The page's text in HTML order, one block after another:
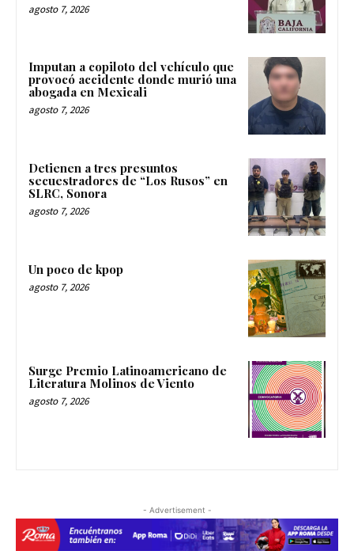
agosto 7, 2026
Imputan a copiloto del vehículo que
provocó accidente donde murió una
abogada en Mexicali
agosto 7, 2026
Detienen a tres presuntos
secuestradores de “Los Rusos” en
SLRC, Sonora
agosto 7, 2026
Un poco de kpop
agosto 7, 2026
Surge Premio Latinoamericano de
Literatura Molinos de Viento
agosto 7, 2026
- Advertisement -